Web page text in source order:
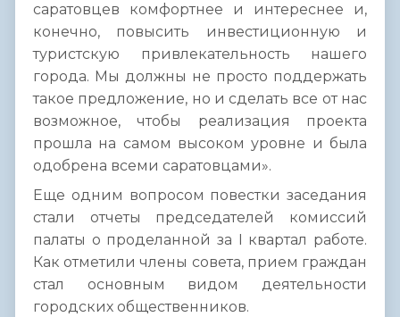
саратовцев комфортнее и интереснее и,
конечно, повысить инвестиционную и
туристскую привлекательность нашего
города. Мы должны не просто поддержать
такое предложение, но и сделать все от нас
возможное, чтобы реализация проекта
прошла на самом высоком уровне и была
одобрена всеми саратовцами».
Еще одним вопросом повестки заседания
стали отчеты председателей комиссий
палаты о проделанной за I квартал работе.
Как отметили члены совета, прием граждан
стал основным видом деятельности
городских общественников.